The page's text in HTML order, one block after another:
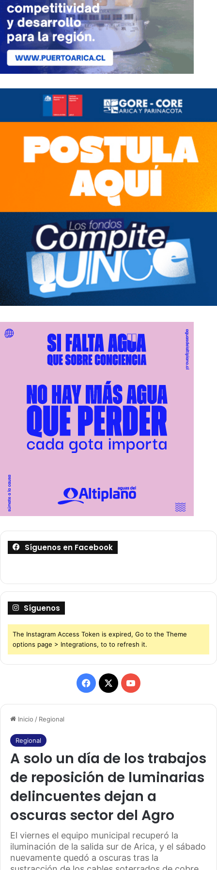
Inicio / Regional
Regional
A solo un día de los trabajos
de reposición de luminarias
delincuentes dejan a
oscuras sector del Agro
El viernes el equipo municipal recuperó la
iluminación de la salida sur de Arica, y el sábado
nuevamente quedó a oscuras tras la
Síguenos en Facebook
Síguenos
The Instagram Access Token is expired, Go to the Theme
options page > Integrations, to to refresh it.
F
a
b
o
o
k
X
Y
o
u
b
e